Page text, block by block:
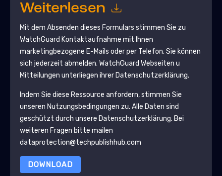
Weiterlesen
Mit dem Absenden dieses Formulars stimmen Sie zu
WatchGuard Kontaktaufnahme mit Ihnen
marketingbezogene E-Mails oder per Telefon. Sie können
sich jederzeit abmelden. WatchGuard Webseiten u
Mitteilungen unterliegen ihrer Datenschutzerklärung.
Indem Sie diese Ressource anfordern, stimmen Sie
unseren Nutzungsbedingungen zu. Alle Daten sind
geschützt durch unsere Datenschutzerklärung. Bei
weiteren Fragen bitte mailen
dataprotection@techpublishhub.com
DOWNLOAD